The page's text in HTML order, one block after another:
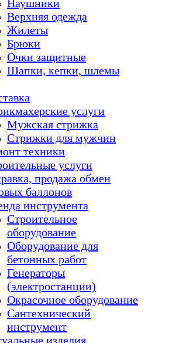
Наушники
Верхняя одежда
Жилеты
Брюки
Очки защитные
Шапки, кепки, шлемы
услуги
Мужская стрижка
Стрижки для мужчин
техники
услуги
продажа обмен
баллонов
инструмента
Строительное
оборудование
Оборудование для
бетонных работ
Генераторы
(электростанции)
Окрасочное оборудование
Сантехнический
инструмент
изделия